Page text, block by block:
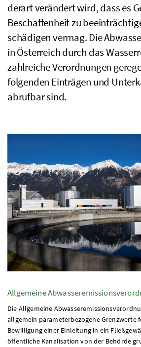
derart verändert wird, dass es
Beschaffenheit zu
schädigen vermag. Die
in Österreich durch das
zahlreiche Verordnungen
folgenden Einträgen und
abrufbar sind.
Allgemeine
Die Allgemeine
allgemein parameterbezogene Grenzwerte
Bewilligung einer Einleitung in ein
öffentliche Kanalisation von der Behörde